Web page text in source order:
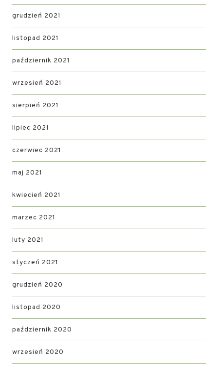
grudzień 2021
listopad 2021
październik 2021
wrzesień 2021
sierpień 2021
lipiec 2021
czerwiec 2021
maj 2021
kwiecień 2021
marzec 2021
luty 2021
styczeń 2021
grudzień 2020
listopad 2020
październik 2020
wrzesień 2020